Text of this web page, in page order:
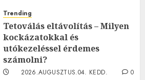
Trending
Tetoválás eltávolítás – Milyen
kockázatokkal és
utókezeléssel érdemes
számolni?
2026.AUGUSZTUS.04. KEDD.
0